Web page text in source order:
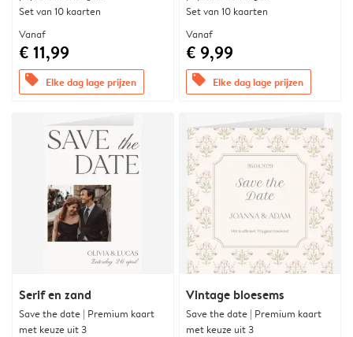
Set van 10 kaarten
Vanaf
€ 11,99
offers Elke dag lage prijzen
Set van 10 kaarten
Vanaf
€ 9,99
offers Elke dag lage prijzen
Serif en zand
Save the date | Premium kaart
met keuze uit 3
Vintage bloesems
Save the date | Premium kaart
met keuze uit 3